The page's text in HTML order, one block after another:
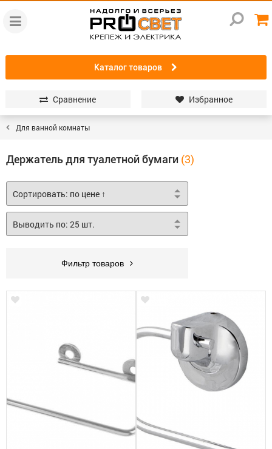
Каталог товаров
Сравнение Избранное
Для ванной комнаты
Держатель для туалетной бумаги
Фильтр товаров